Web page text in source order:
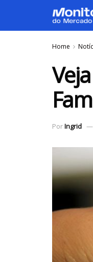
Home
PorIngrid